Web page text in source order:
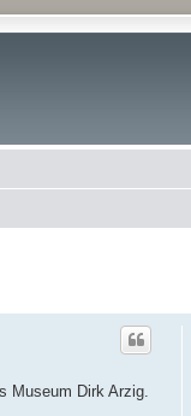
Museum Dirk Arzig.